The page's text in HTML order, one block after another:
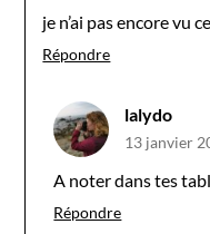
je n’ai pas encore vu
Répondre
lalydo
13 janvier
A noter dans tes
Répondre